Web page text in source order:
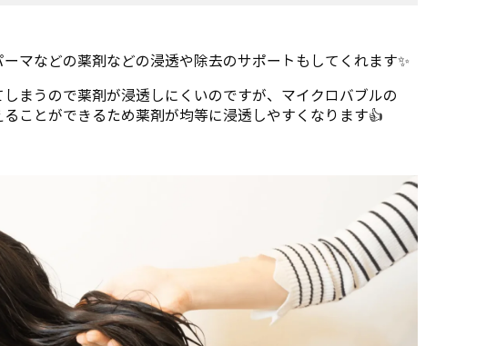
マなどの薬剤などの浸透や除去のサポートもしてくれます✨
まうので薬剤が浸透しにくいのですが、マイクロバブルの
ことができるため薬剤が均等に浸透しやすくなります👍